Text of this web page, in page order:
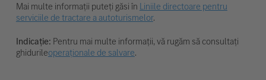
Mai multe informații puteți găsi în Liniile directoare pentru
serviciile de tractare a autoturismelor.
Indicație: Pentru mai multe informații, vă rugăm să consultați
ghidurileoperaționale de salvare.